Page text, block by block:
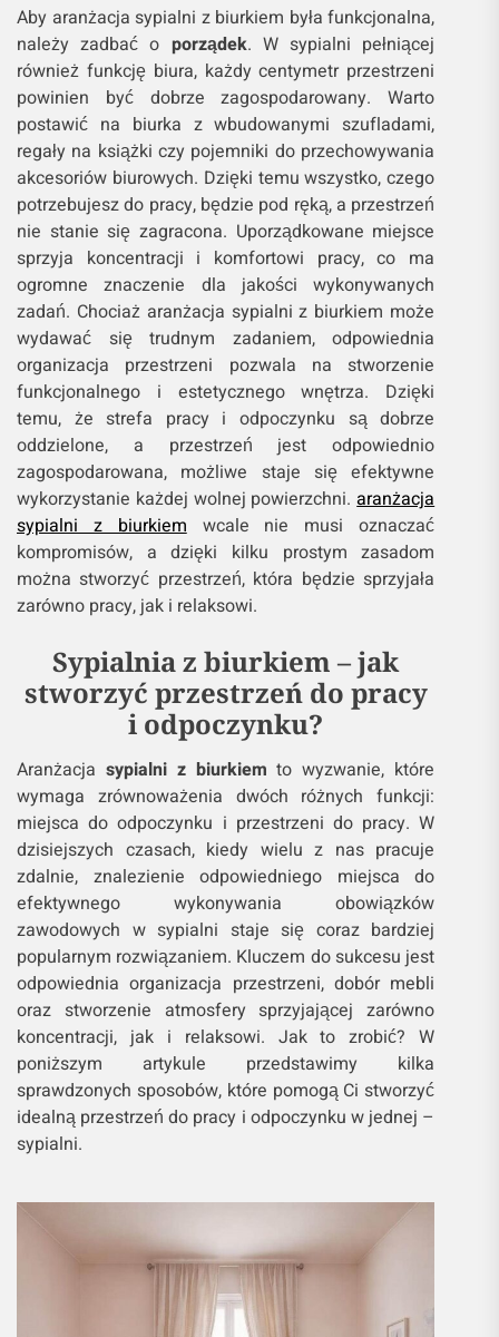
Aby aranżacja sypialni z biurkiem była funkcjonalna,
należy zadbać o porządek. W sypialni pełniącej
również funkcję biura, każdy centymetr przestrzeni
powinien być dobrze zagospodarowany. Warto
postawić na biurka z wbudowanymi szufladami,
regały na książki czy pojemniki do przechowywania
akcesoriów biurowych. Dzięki temu wszystko, czego
potrzebujesz do pracy, będzie pod ręką, a przestrzeń
nie stanie się zagracona. Uporządkowane miejsce
sprzyja koncentracji i komfortowi pracy, co ma
ogromne znaczenie dla jakości wykonywanych
zadań. Chociaż aranżacja sypialni z biurkiem może
wydawać się trudnym zadaniem, odpowiednia
organizacja przestrzeni pozwala na stworzenie
funkcjonalnego i estetycznego wnętrza. Dzięki
temu, że strefa pracy i odpoczynku są dobrze
oddzielone, a przestrzeń jest odpowiednio
zagospodarowana, możliwe staje się efektywne
wykorzystanie każdej wolnej powierzchni.aranżacja
sypialni z biurkiemwcale nie musi oznaczać
kompromisów, a dzięki kilku prostym zasadom
można stworzyć przestrzeń, która będzie sprzyjała
zarówno pracy, jak i relaksowi.
Sypialnia z biurkiem – jak
stworzyć przestrzeń do pracy
i odpoczynku?
Aranżacja sypialni z biurkiem to wyzwanie, które
wymaga zrównoważenia dwóch różnych funkcji:
miejsca do odpoczynku i przestrzeni do pracy. W
dzisiejszych czasach, kiedy wielu z nas pracuje
zdalnie, znalezienie odpowiedniego miejsca do
efektywnego wykonywania obowiązków
zawodowych w sypialni staje się coraz bardziej
popularnym rozwiązaniem. Kluczem do sukcesu jest
odpowiednia organizacja przestrzeni, dobór mebli
oraz stworzenie atmosfery sprzyjającej zarówno
koncentracji, jak i relaksowi. Jak to zrobić? W
poniższym artykule przedstawimy kilka
sprawdzonych sposobów, które pomogą Ci stworzyć
idealną przestrzeń do pracy i odpoczynku w jednej –
sypialni.